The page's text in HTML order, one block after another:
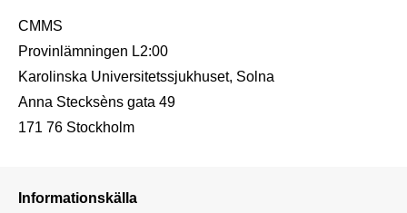
CMMS
Provinlämningen L2:00
Karolinska Universitetssjukhuset, Solna
Anna Stecksèns gata 49
171 76 Stockholm
Informationskälla